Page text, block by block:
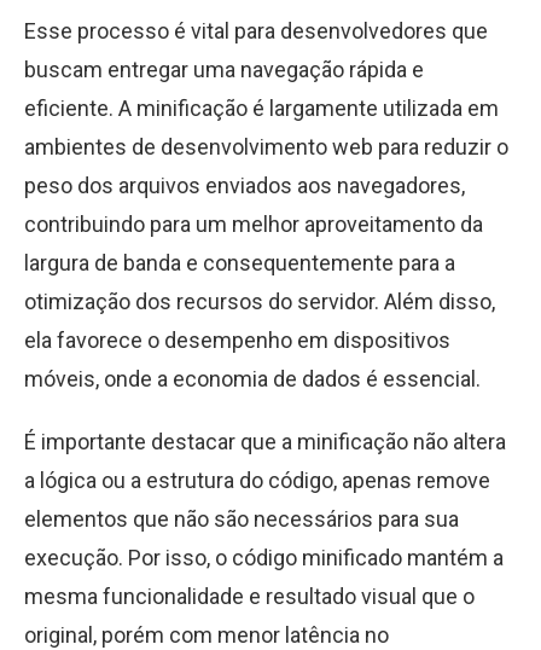
Esse processo é vital para desenvolvedores que
buscam entregar uma navegação rápida e
eficiente. A minificação é largamente utilizada em
ambientes de desenvolvimento web para reduzir o
peso dos arquivos enviados aos navegadores,
contribuindo para um melhor aproveitamento da
largura de banda e consequentemente para a
otimização dos recursos do servidor. Além disso,
ela favorece o desempenho em dispositivos
móveis, onde a economia de dados é essencial.
É importante destacar que a minificação não altera
a lógica ou a estrutura do código, apenas remove
elementos que não são necessários para sua
execução. Por isso, o código minificado mantém a
mesma funcionalidade e resultado visual que o
original, porém com menor latência no